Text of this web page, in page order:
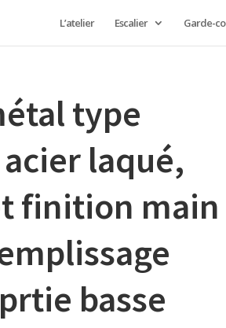
L’atelier Escalier Garde-
type
laqué,
finition main
basse